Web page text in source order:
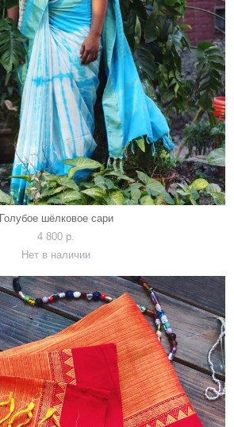
Голубое шёлковое сари
4 800 p.
Нет в наличии